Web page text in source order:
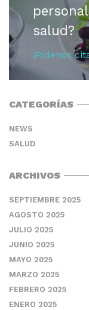
salud?
¡Pídenos
CATEGORÍAS
NEWS
SALUD
ARCHIVOS
SEPTIEMBRE 2025
AGOSTO 2025
JULIO 2025
JUNIO 2025
MAYO 2025
MARZO 2025
FEBRERO 2025
ENERO 2025